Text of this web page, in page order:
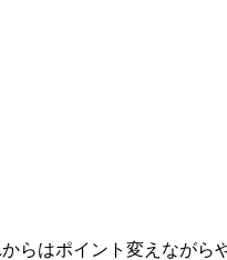
らはポイント変えなが